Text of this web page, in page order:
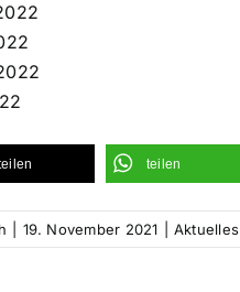
teilen
19. November 2021 Aktuelles